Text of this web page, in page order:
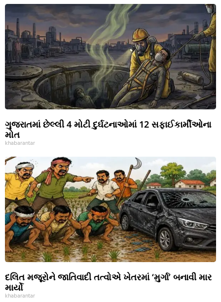
ગુજરાતમાં છેલ્લી 4 મોટી દુર્ઘટનાઓમાં 12 સફાઈકાર્મીઓના
મોત
khabarantar
દલિત મજૂરોને જાતિવાદી તત્વોએ ખેતરમાં ‘મુર્ગા’ બનાવી માર
માર્યો
khabarantar